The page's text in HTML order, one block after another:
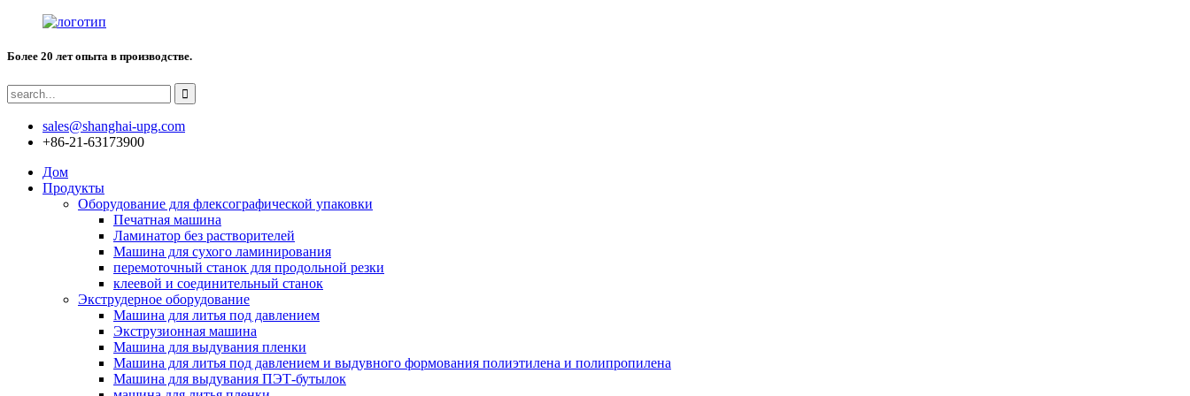
Более 20 лет опыта в производстве.
sales@shanghai-upg.com
+86-21-63173900
Дом
Продукты
Оборудование для флексографической упаковки
Печатная машина
Ламинатор без растворителей
Машина для сухого ламинирования
перемоточный станок для продольной резки
клеевой и соединительный станок
Экструдерное оборудование
Машина для литья под давлением
Экструзионная машина
Машина для выдувания пленки
Машина для литья под давлением и выдувного формования полиэтилена и полипропилена
Машина для выдувания ПЭТ-бутылок